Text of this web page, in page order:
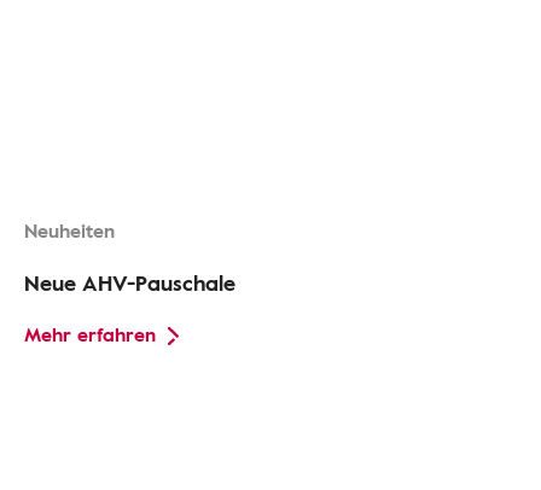
Neuheiten
Neue AHV-Pauschale
Mehr erfahren